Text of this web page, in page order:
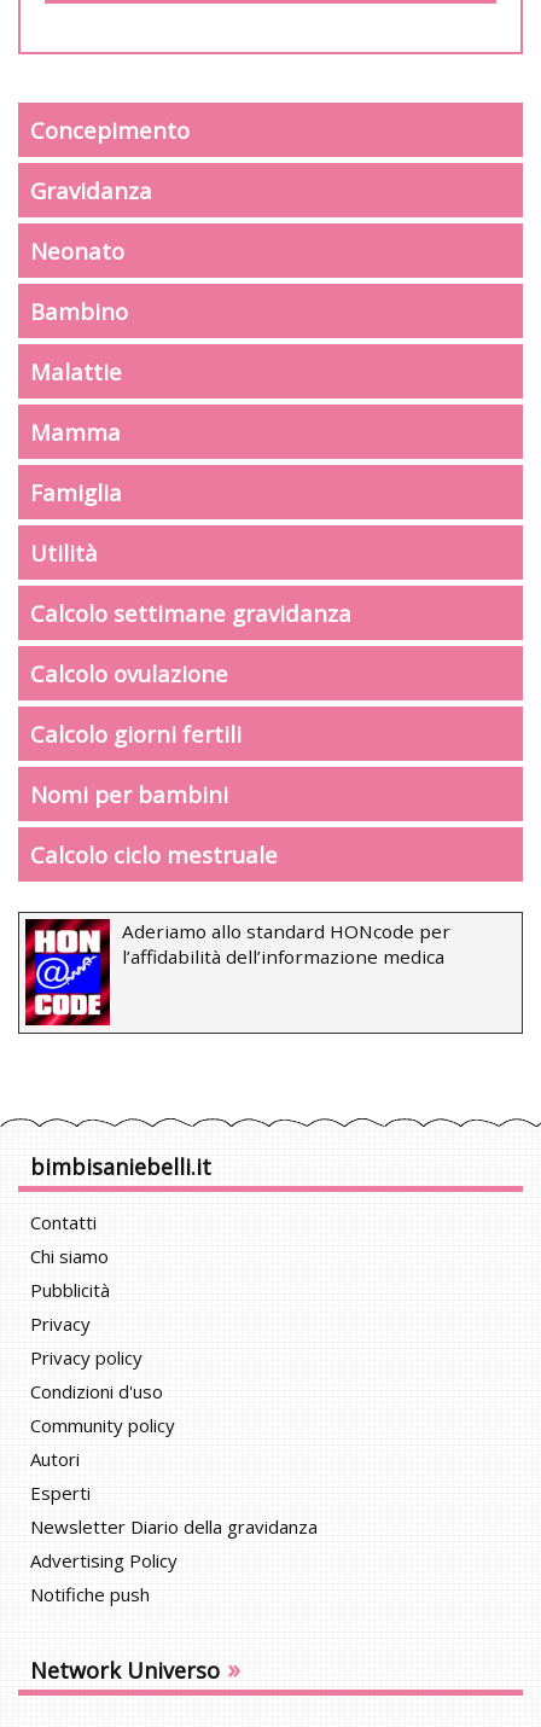
Concepimento
Gravidanza
Neonato
Bambino
Malattie
Mamma
Famiglia
Utilità
Calcolo settimane gravidanza
Calcolo ovulazione
Calcolo giorni fertili
Nomi per bambini
Calcolo ciclo mestruale
Aderiamo allo standard HONcode per
l’affidabilità dell’informazione medica
bimbisaniebelli.it
Contatti
Chi siamo
Pubblicità
Privacy
Privacy policy
Condizioni d'uso
Community policy
Autori
Esperti
Newsletter Diario della gravidanza
Advertising Policy
Notifiche push
Network Universo »